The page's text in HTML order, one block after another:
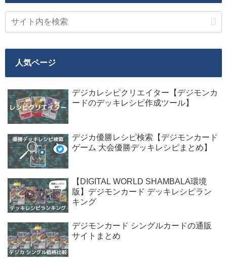
人気ページ
デジカレシピクリエイター【デジモンカ
ードのデッキレシピ作成ツール】
デジカ優勝レシピ検索【デジモンカード
ゲーム 大会優勝デッキレシピまとめ】
【DIGITAL WORLD SHAMBALA環境
版】デジモンカード デッキレシピラン
キング
デジモンカード シングルカードの通販
サイトまとめ